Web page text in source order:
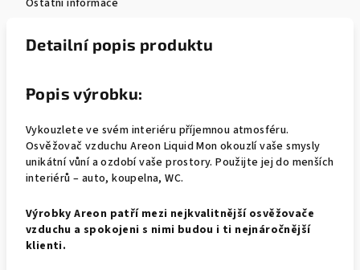
Ostatní informace
Detailní popis produktu
Popis výrobku:
Vykouzlete ve svém interiéru příjemnou atmosféru.
Osvěžovač vzduchu Areon Liquid Mon okouzlí vaše smysly
unikátní vůní a ozdobí vaše prostory. Použijte jej do menších
interiérů – auto, koupelna, WC.
Výrobky Areon patří mezi nejkvalitnější osvěžovače
vzduchu a spokojeni s nimi budou i ti nejnáročnější
klienti.